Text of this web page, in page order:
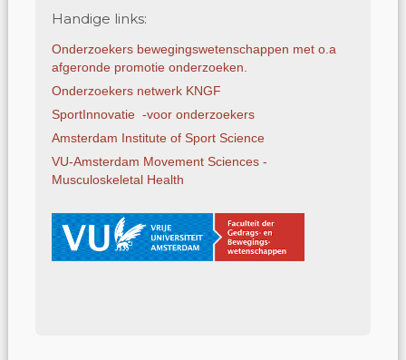
Handige links:
Onderzoekers bewegings­weten­schap­pen met o.a
afgeronde promotie onderzoeken.
Onderzoekers netwerk KNGF
SportInnovatie -voor onderzoekers
Amsterdam Institute of Sport Science
VU-Amsterdam Movement Sciences -
Musculoskeletal Health